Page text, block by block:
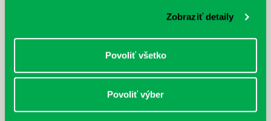
Zobraziť detaily
Povoliť všetko
Povoliť výber